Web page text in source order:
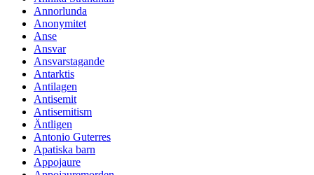
Annorlunda
Anonymitet
Anse
Ansvar
Ansvarstagande
Antarktis
Antilagen
Antisemit
Antisemitism
Äntligen
Antonio Guterres
Apatiska barn
Appojaure